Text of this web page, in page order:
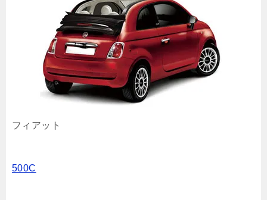
フィアット
500C